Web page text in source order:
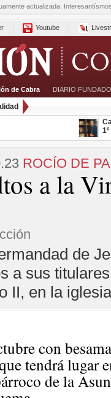
actualizada.
Youtube
de Cabra | DIARIO
ROCÍO DE
a la
de
a sus
II, en la
con
tendrá lugar
de la